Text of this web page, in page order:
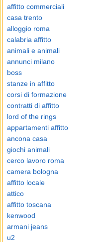
affitto commerciali
casa trento
alloggio roma
calabria affitto
animali e animali
annunci milano
boss
stanze in affitto
corsi di formazione
contratti di affitto
lord of the rings
appartamenti affitto
ancona casa
giochi animali
cerco lavoro roma
camera bologna
affitto locale
attico
affitto toscana
kenwood
armani jeans
u2